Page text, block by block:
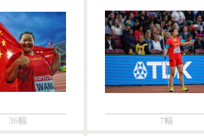
36幅 7幅